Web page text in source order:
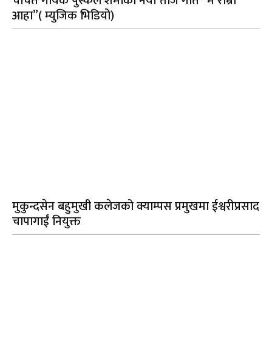
आहा”( म्युजिक भिडियो)
मुकुन्दसेन बहुमुखी कलेजको क्याम्पस प्रमुखमा ईश्वरीप्रसाद
चापागाईं नियुक्त